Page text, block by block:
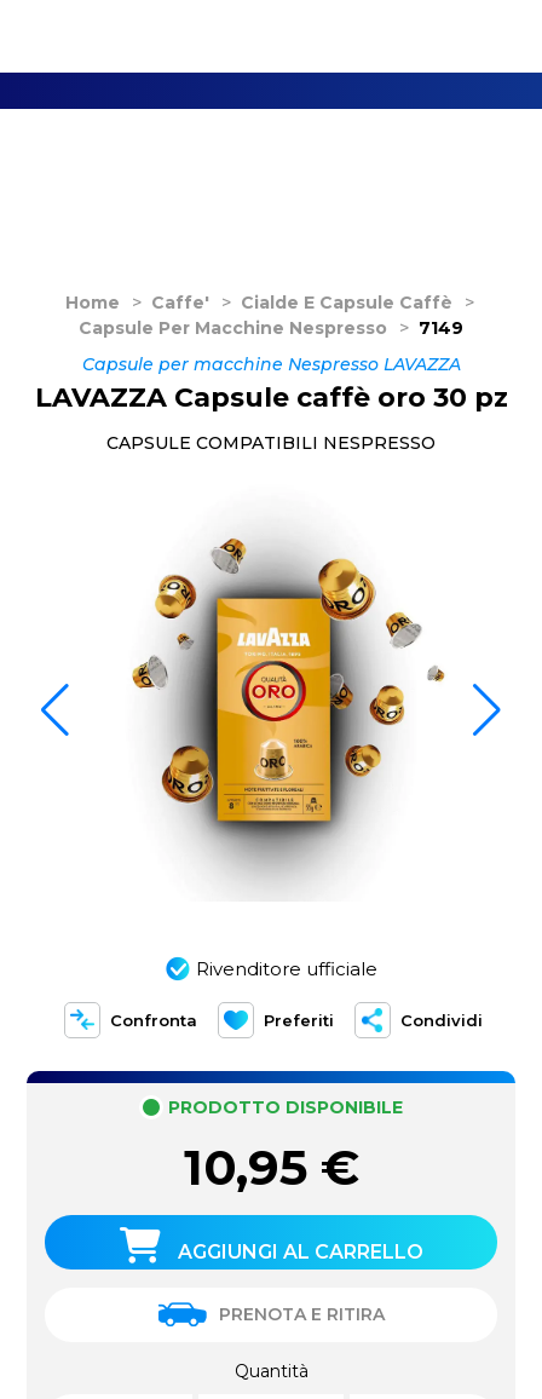
Home > Caffe' > Cialde E Capsule Caffè
>
Capsule Per Macchine Nespresso
> 7149
Capsule per macchine Nespresso LAVAZZA
Rivenditore ufficiale
Confronta Preferiti Condividi
LAVAZZA Capsule caffè oro 30 pz
CAPSULE COMPATIBILI NESPRESSO
PRODOTTO DISPONIBILE
10,95 €
AGGIUNGI AL CARRELLO
PRENOTA E RITIRA
Quantità